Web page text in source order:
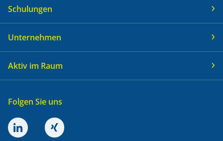
Schulungen
Unternehmen
Aktiv im Raum
Folgen Sie uns